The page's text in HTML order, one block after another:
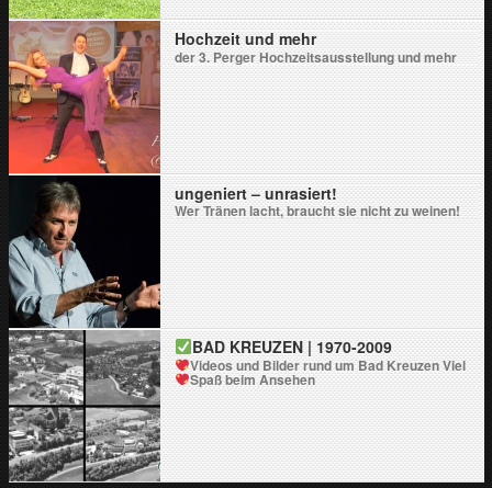
Hochzeit und mehr
der 3. Perger Hochzeitsausstellung und mehr
ungeniert – unrasiert!
Wer Tränen lacht, braucht sie nicht zu weinen!
BAD KREUZEN | 1970-2009
Videos und Bilder rund um Bad KreuzenViel
Spaß beim Ansehen